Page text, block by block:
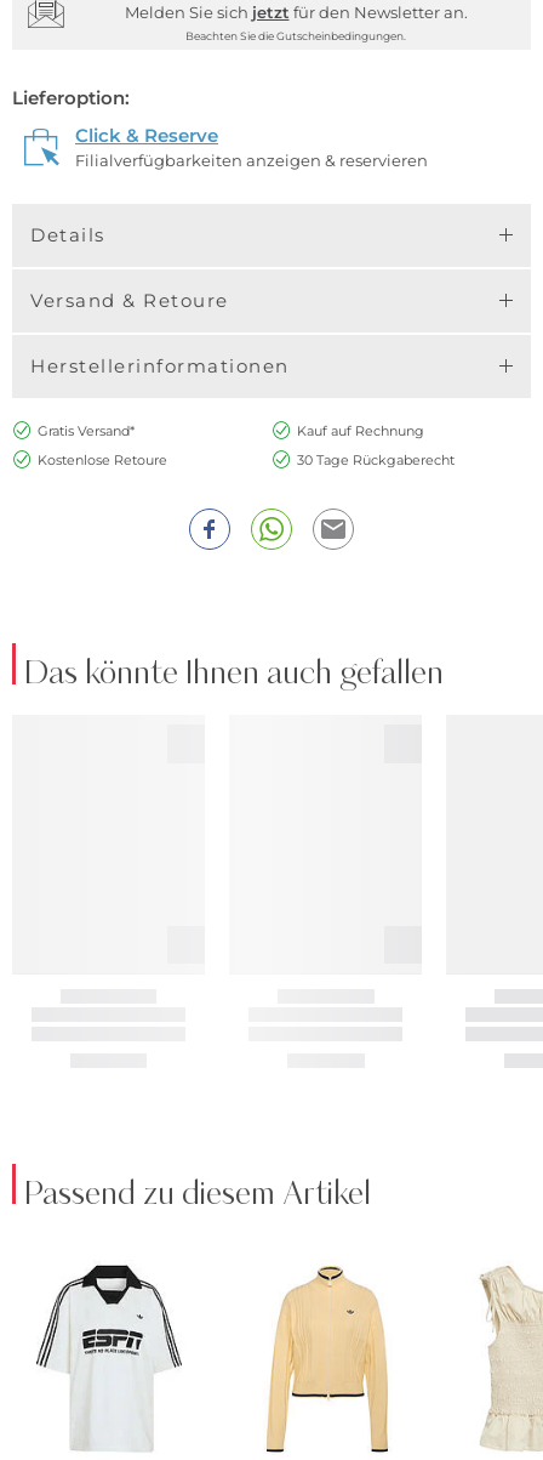
Melden Sie sich jetzt für den Newsletter an.
Beachten Sie die Gutscheinbedingungen.
Lieferoption:
Click & Reserve
Filialverfügbarkeiten anzeigen & reservieren
Details
Versand & Retoure
Herstellerinformationen
Gratis Versand*
Kauf auf Rechnung
Kostenlose Retoure
30 Tage Rückgaberecht
Das könnte Ihnen auch gefallen
Passend zu diesem Artikel